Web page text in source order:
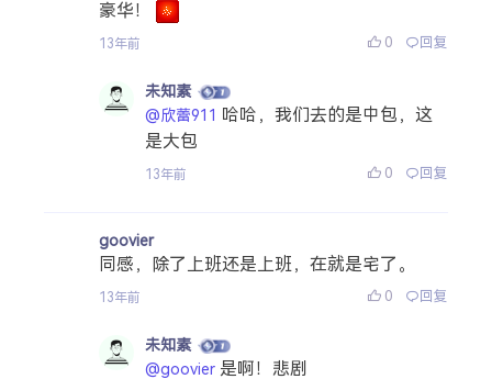
豪华！
13年前 0 回复
未知素
@欣蕾911
哈哈，我们去的是中包，这
是大包
13年前 0 回复
goovier
同感，除了上班还是上班，在就是宅了。
13年前 0 回复
未知素
@goovier 是啊！悲剧